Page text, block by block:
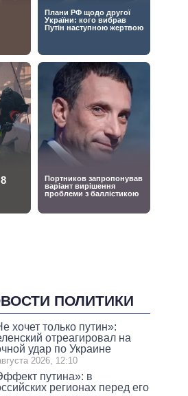
ПОЛИТИКИ
хочет только путин»:
отреагировал на
удар по Украине
2026, 12:10
путина»: в
регионах перед его